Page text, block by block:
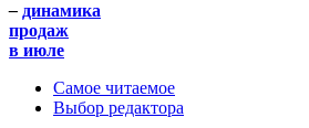
– динамика
продаж
в июле
Самое читаемое
Выбор редактора